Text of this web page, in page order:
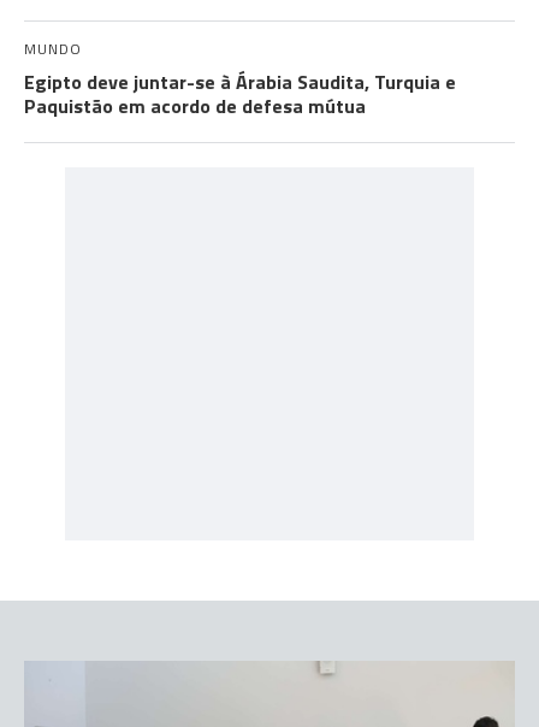
MUNDO
Egipto deve juntar-se à Árabia Saudita, Turquia e
Paquistão em acordo de defesa mútua